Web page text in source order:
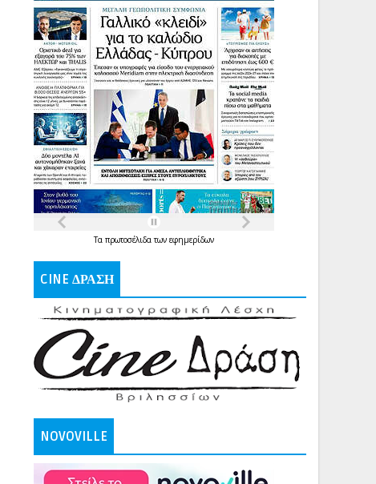
Τα πρωτοσέλιδατων εφημερίδων
CINE ΔΡΑΣΗ
NOVOVILLE